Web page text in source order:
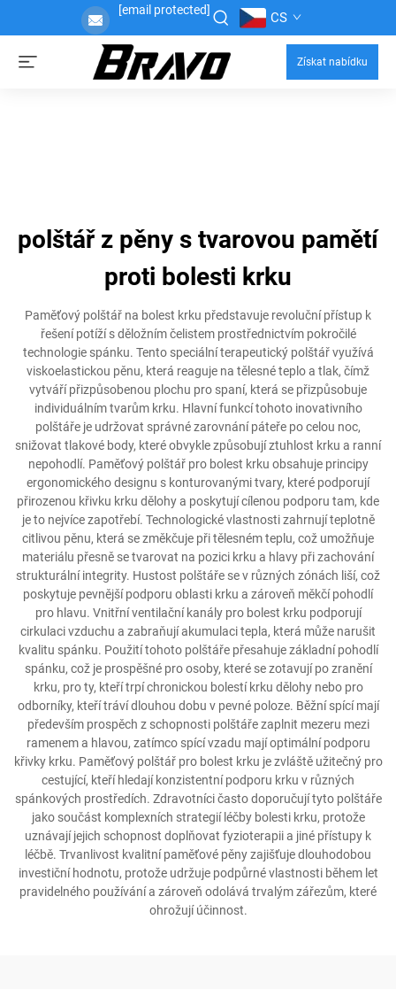
[email protected] CS
Získat nabídku
polštář z pěny s tvarovou pamětí
proti bolesti krku
Paměťový polštář na bolest krku představuje revoluční přístup k
řešení potíží s děložním čelistem prostřednictvím pokročilé
technologie spánku. Tento speciální terapeutický polštář využívá
viskoelastickou pěnu, která reaguje na tělesné teplo a tlak, čímž
vytváří přizpůsobenou plochu pro spaní, která se přizpůsobuje
individuálním tvarům krku. Hlavní funkcí tohoto inovativního
polštáře je udržovat správné zarovnání páteře po celou noc,
snižovat tlakové body, které obvykle způsobují ztuhlost krku a ranní
nepohodlí. Paměťový polštář pro bolest krku obsahuje principy
ergonomického designu s konturovanými tvary, které podporují
přirozenou křivku krku dělohy a poskytují cílenou podporu tam, kde
je to nejvíce zapotřebí. Technologické vlastnosti zahrnují teplotně
citlivou pěnu, která se změkčuje při tělesném teplu, což umožňuje
materiálu přesně se tvarovat na pozici krku a hlavy při zachování
strukturální integrity. Hustost polštáře se v různých zónách liší, což
poskytuje pevnější podporu oblasti krku a zároveň měkčí pohodlí
pro hlavu. Vnitřní ventilační kanály pro bolest krku podporují
cirkulaci vzduchu a zabraňují akumulaci tepla, která může narušit
kvalitu spánku. Použití tohoto polštáře přesahuje základní pohodlí
spánku, což je prospěšné pro osoby, které se zotavují po zranění
krku, pro ty, kteří trpí chronickou bolestí krku dělohy nebo pro
odborníky, kteří tráví dlouhou dobu v pevné poloze. Běžní spící mají
především prospěch z schopnosti polštáře zaplnit mezeru mezi
ramenem a hlavou, zatímco spící vzadu mají optimální podporu
křivky krku. Paměťový polštář pro bolest krku je zvláště užitečný pro
cestující, kteří hledají konzistentní podporu krku v různých
spánkových prostředích. Zdravotníci často doporučují tyto polštáře
jako součást komplexních strategií léčby bolesti krku, protože
uznávají jejich schopnost doplňovat fyzioterapii a jiné přístupy k
léčbě. Trvanlivost kvalitní paměťové pěny zajišťuje dlouhodobou
investiční hodnotu, protože udržuje podpůrné vlastnosti během let
pravidelného používání a zároveň odolává trvalým zářezům, které
ohrožují účinnost.